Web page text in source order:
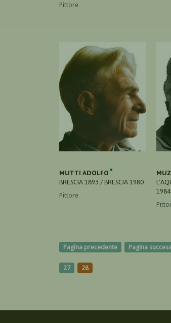
Pittore
MUTTI ADOLFO
BRESCIA 1893 / BRESCIA 1980
Pittore
1984
Pagina precedente Pagina
27 28